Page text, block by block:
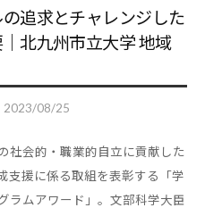
追求とチャレンジした
北九州市立大学 地域
2023/08/25
社会的・職業的自立に貢献した
支援に係る取組を表彰する「学
ラムアワード」。文部科学大臣